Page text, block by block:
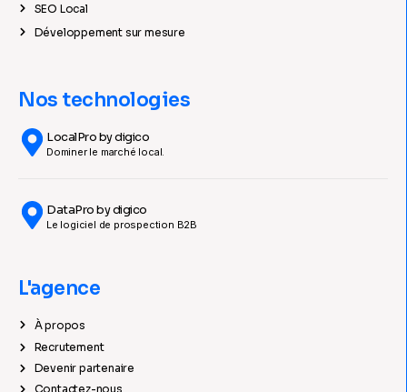
SEO Local
Développement sur mesure
Nos technologies
LocalPro by digico
Dominer le marché local.
DataPro by digico
Le logiciel de prospection B2B
L'agence
À propos
Recrutement
Devenir partenaire
Contactez-nous